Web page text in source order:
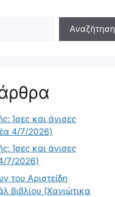
Αναζήτηση
Ίσες και άνισες
4/7/2026)
Ίσες και άνισες
7/2026)
του Αριστείδη
βιβλίου (Χανιώτικα